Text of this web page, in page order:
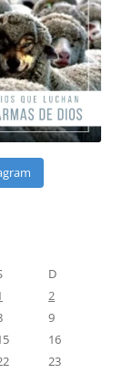
D
2
9
16
23